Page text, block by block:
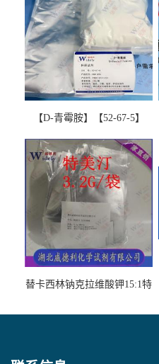
【D-青霉胺】【52-67-5】
图谱检测方法现货供应咨询
张军52-67-5
替卡西林钠克拉维酸钾15:1特